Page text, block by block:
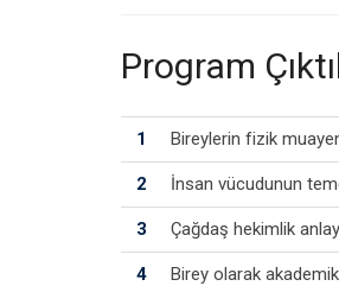
Program
1 Bireylerin fizik
2 İnsan vücudunun
3 Çağdaş hekimlik
4 Birey olarak